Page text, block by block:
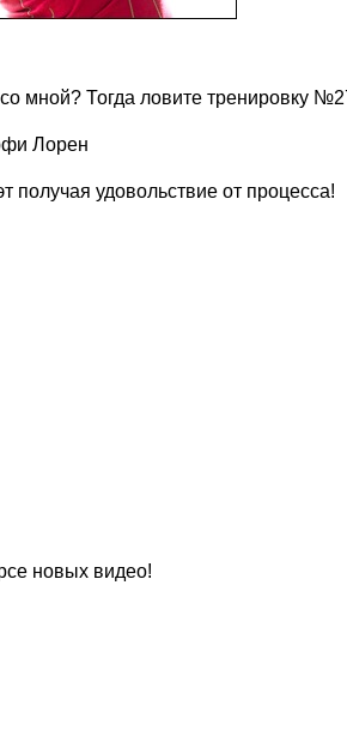
со мной? Тогда ловите тренировку
Лорен
получая удовольствие от процесса!
новых видео!